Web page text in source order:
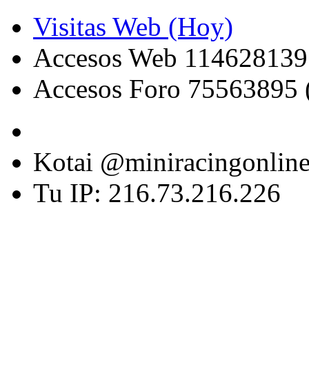
Visitas Web (Hoy)
Accesos Web
Accesos Foro 75563895
Kotai
Tu IP: 216.73.216.226